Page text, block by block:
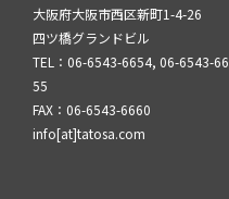
大阪府大阪市西区新町1-4-26
四ツ橋グランドビル
TEL：06-6543-6654, 06-6543-66
55
FAX：06-6543-6660
info[at]tatosa.com